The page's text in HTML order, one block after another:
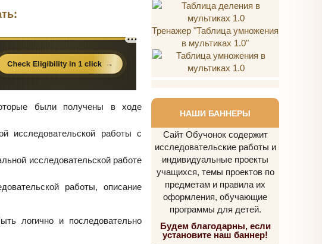
были получены в ходе
исследовательской работы с
исследовательской работе
работы, описание
логично и последовательно
Тренажер "Таблица умножения
в мультиках 1.0"
НАШИ БАННЕРЫ
Сайт Обучонок содержит
исследовательские работы и
индивидуальные проекты
учащихся, темы проектов по
предметам и правила их
оформления, обучающие
программы для детей.
Будем благодарны, если
установите наш баннер!